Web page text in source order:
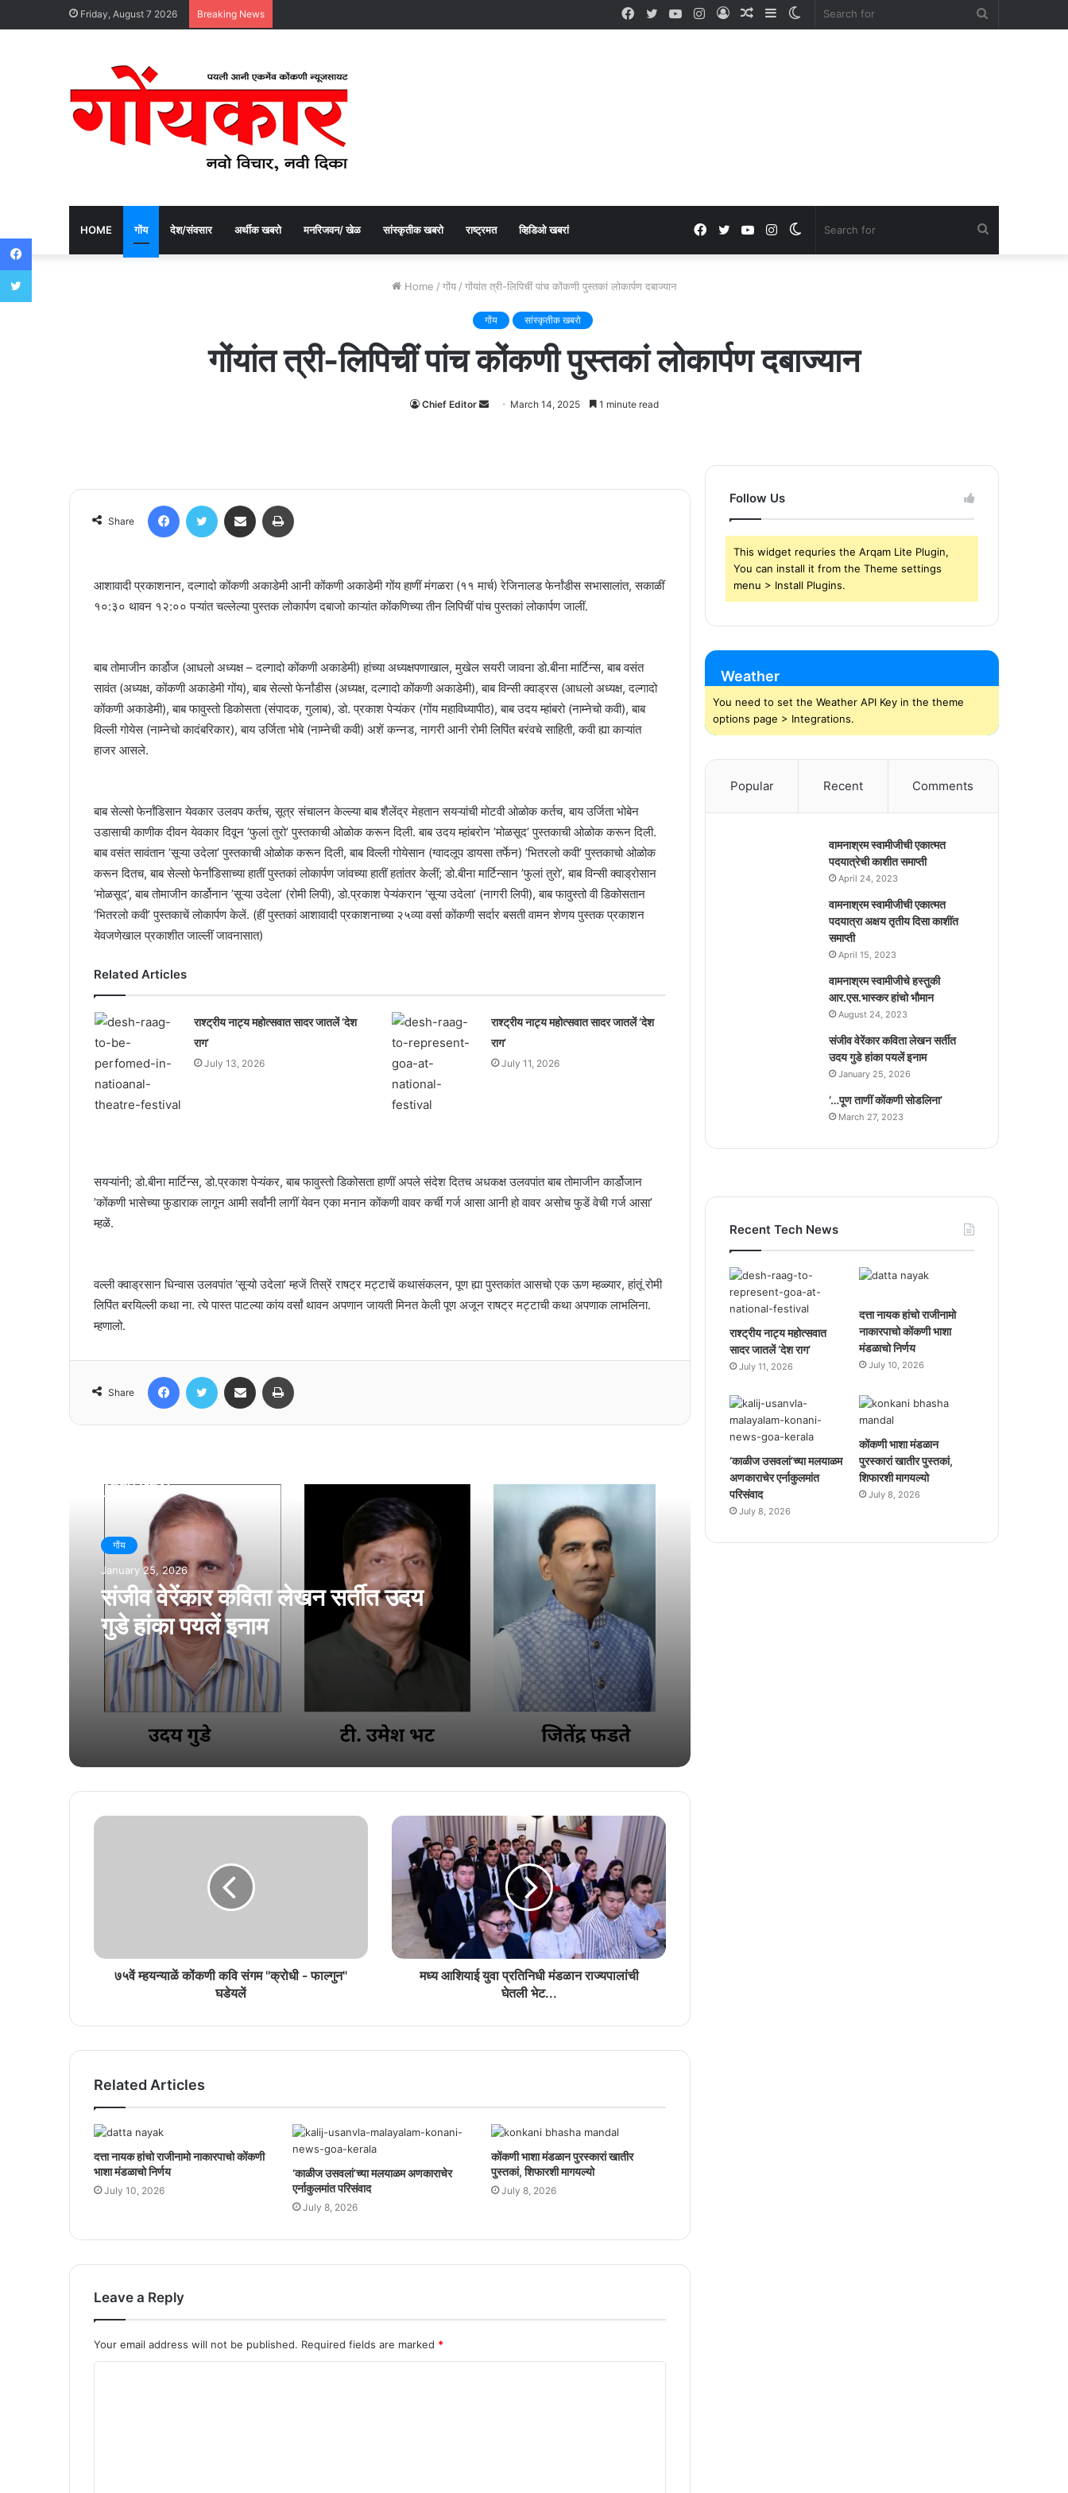
Friday, August 7 2026 Breaking News
Switch
Sidebar
Random
Log
Instagram
YouTube
Twitter
Facebook
HOME गोंय देश/संवसार अर्थीक खबरो मनरिजवन/ खेळ सांस्कृतीक खबरो राष्ट्रमत व्हिडिओ खबरां Switch
Instagram
YouTube
Twitter
Facebook
Home / गोंय / गोंयांत त्री-लिपिचीं पांच कोंकणी पुस्तकां लोकार्पण दबाज्यान
गोंय सांस्कृतीक खबरो
गोंयांत त्री-लिपिचीं पांच कोंकणी पुस्तकां लोकार्पण दबाज्यान
Chief Editor
Send March 14, 2025 1 minute read
Share
FacebookTwitter Share via Email
आशावादी प्रकाशनान, दल्गादो कोंकणी अकाडेमी आनी कोंकणी अकाडेमी गोंय हाणीं मंगळरा (११ मार्च) रेजिनालड फेर्नांडीस सभासालांत, सकाळीं
१०:३० थावन १२:०० पऱ्यांत चल्लेल्या पुस्तक लोकार्पण दबाजो काऱ्यांत कोंकणिच्या तीन लिपिचीं पांच पुस्तकां लोकार्पण जालीं.
बाब तोमाजीन कार्डोज (आधलो अध्यक्ष – दल्गादो कोंकणी अकाडेमी) हांच्या अध्यक्ष‌पणाखाल, मुखेल सयरी जावना डो.बीना मार्टिन्स, बाब वसंत
सावंत (अध्यक्ष, कोंकणी अकाडेमी गोंय), बाब सेल्सो फेर्नांडीस (अध्यक्ष, दल्गादो कोंकणी अकाडेमी), बाब विन्सी क्वाड्रस (आधलो अध्यक्ष, दल्गादो
कोंकणी अकाडेमी), बाब फावुस्तो डिकोसता (संपादक, गुलाब), डो. प्रकाश पेऱ्यंकर (गोंय महाविध्यापीठ), बाब उदय म्हांबरो (नाम्नेचो कवी), बाब
विल्ली गोयेस (नाम्नेचो कादंबरिकार), बाय उर्जिता भोबे (नाम्नेची कवी) अशें कन्नड, नागरी आनी रोमी लिपिंत बरंवचे साहिती, कवी ह्या काऱ्यांत
हाजर आसले.
बाब सेल्सो फेर्नांडिसान येवकार उलवप कर्तच, सूत्र संचालन केल्ल्या बाब शैलेंद्र मेहतान सयऱ्यांची मोटवी ओळोक कर्तच, बाय उर्जिता भोबेन
उडासाची काणीक दीवन येवकार दिवून ’फुलां तुरो’ पुस्तकाची ओळोक करून दिली. बाब उदय म्हांबरोन ’मोळसूद’ पुस्तकाची ओळोक करून दिली.
बाब वसंत सावंतान ’सूऱ्या उदेला’ पुस्तकाची ओळोक करून दिली, बाब विल्ली गोयेसान (ग्वादलूप डायसा तर्फेन) ’भितरलो कवी’ पुस्तकाचो ओळोक
करून दितच, बाब सेल्सो फेर्नांडिसाच्या हातीं पुस्तकां लोकार्पण जांवच्या हातीं हतांतर केलीं; डो.बीना मार्टिन्सान ’फुलां तुरो’, बाब विन्सी क्वाड्रोसान
’मोळसूद’, बाब तोमाजीन कार्डोनान ’सूऱ्या उदेला’ (रोमी लिपी), डो.प्रकाश पेऱ्यंकरान ’सूऱ्या उदेला’ (नागरी लिपी), बाब फावुस्तो वी डिकोसतान
’भितरलो कवी’ पुस्तकाचें लोकार्पण केलें. (हीं पुस्तकां आशावादी प्रकाशनाच्या २५व्या वर्सा कोंकणी सर्दार बसती वामन शेणय पुस्तक प्रकाशन
येवजणेखाल प्रकाशीत जाल्लीं जावनासात)
Related Articles
राश्ट्रीय नाट्य महोत्सवात सादर जातलें ‘देश
राग’
July 13, 2026
राश्ट्रीय नाट्य महोत्सवात सादर जातलें ‘देश
राग’
July 11, 2026
सयऱ्यांनी; डो.बीना मार्टिन्स, डो.प्रकाश पेऱ्यंकर, बाब फावुस्तो डिकोसता हाणीं अपले संदेश दितच अधकक्ष उलवपांत बाब तोमाजीन कार्डोजान
’कोंकणी भासेच्या फुडाराक लागून आमी सर्वांनी लागीं येवन एका मनान कोंकणी वावर कर्ची गर्ज आसा आनी हो वावर असोच फुडें वेची गर्ज आसा’
म्हळें.
वल्ली क्वाड्रसान धिन्वास उलवपांत ’सूऱ्यो उदेला’ म्हजें तिस्रें राषट्र मट्टाचें कथासंकलन, पूण ह्या पुस्तकांत आसचो एक ऊण म्हळ्यार, हांतूं रोमी
लिपिंत बरयिल्ली कथा ना. त्ये पास्त पाटल्या कांय वर्सां थावन अपणान जायती मिनत केली पूण अजून राषट्र मट्टाची कथा अपणाक लाभलिना.
म्हणालो.
Share
FacebookTwitter Share via Email
Read Next
गोंय
January 25, 2026
संजीव वेरेंकार कविता लेखन सर्तीत उदय
गुडे हांका पयलें इनाम
संजीव वेरेंकार कविता लेखन सर्तीत उदय गुडे
एरणाकुळमांत घडयले कोंकणी पुस्तक चर्चा
एळमक्करात घडयलें कोंकणी साक्षरताय शिबीर
‘कोंकणीच्या अभ्यासाक आनी प्रमाणीकरणाक आर.
के. राव हांचें योगदान म्हत्वाचें’
अखिल भारतीय कोंकणी परिशदेचे वतीन कोचींत
फावट अध्यक्ष
‘भुरग्यांक भास सांगून दिवचें, ती पिळगी पिळग्यां मेरेन
पावतली’
७५वें म्हयन्याळें कोंकणी कवि संगम "क्रोधी - फाल्गुन"
घडेयलें
मध्य आशियाई युवा प्रतिनिधी मंडळान राज्यपालांची
घेतली भेट...
Related Articles
दत्ता नायक हांचो राजीनामो नाकारपाचो कोंकणी
भाशा मंडळाचो निर्णय
July 10, 2026
‘काळीज उसवलां’च्या मलयाळम अणकाराचेर
एर्नाकुलमांत परिसंवाद
July 8, 2026
कोंकणी भाशा मंडळान पुरस्कारां खातीर
पुस्तकां, शिफारशी मागयल्यो
July 8, 2026
Leave a Reply
Your email address will not be published. Required fields are marked *
Follow Us
This widget requries the Arqam Lite Plugin,
You can install it from the Theme settings
menu > Install Plugins.
Weather
You need to set the Weather API Key in the theme
options page > Integrations.
Popular Recent Comments
वामनाश्रम स्वामीजीची एकात्मत
पदयात्रेची काशीत समाप्ती
April 24, 2023
वामनाश्रम स्वामीजीची एकात्मत
पदयात्रा अक्षय तृतीय दिसा काशींत
समाप्ती
April 15, 2023
वामनाश्रम स्वामीजीचे हस्तुकी
आर.एस.भास्कर हांचो भौमान
August 24, 2023
संजीव वेरेंकार कविता लेखन सर्तीत
उदय गुडे हांका पयलें इनाम
January 25, 2026
‘…पूण ताणीं कोंकणी सोडलिना’
March 27, 2023
Recent Tech News
राश्ट्रीय नाट्य महोत्सवात
सादर जातलें ‘देश राग’
July 11, 2026
दत्ता नायक हांचो राजीनामो
नाकारपाचो कोंकणी भाशा
मंडळाचो निर्णय
July 10, 2026
‘काळीज उसवलां’च्या मलयाळम
अणकाराचेर एर्नाकुलमांत
परिसंवाद
July 8, 2026
कोंकणी भाशा मंडळान
पुरस्कारां खातीर पुस्तकां,
शिफारशी मागयल्यो
July 8, 2026
Facebook
Twitter